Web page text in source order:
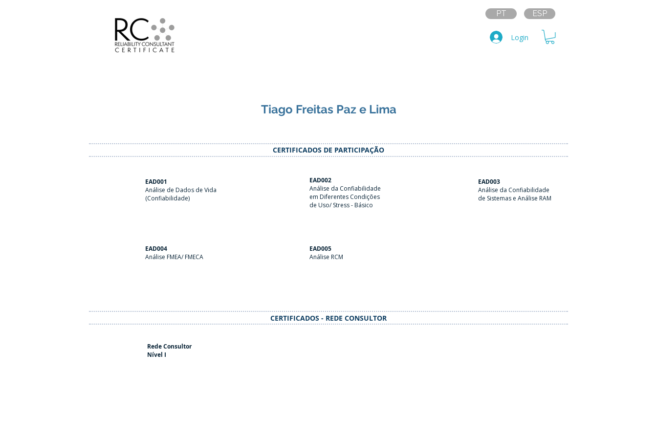
PT ESP
Login
Tiago Freitas Paz e Lima
CERTIFICADOS DE PARTICIPAÇÃO
EAD001
Análise de Dados de Vida
(Confiabilidade)
EAD004
Análise FMEA/ FMECA
EAD002
Análise da Confiabilidade
em Diferentes Condições
de Uso/ Stress - Básico
EAD005
Análise RCM
EAD003
Análise da Confiabilidade
de Sistemas e Análise RAM
CERTIFICADOS - REDE CONSULTOR
Rede Consultor
Nível I